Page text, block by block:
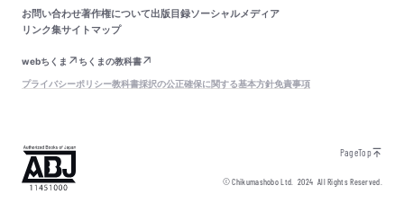
お問い合わせ著作権について出版目録ソーシャルメディア
リンク集サイトマップ
webちくま
ちくまの教科書
プライバシーポリシー教科書採択の公正確保に関する基本方針免責事項
PageTop
© Chikumashobo Ltd.2024 All Rights Reserved.